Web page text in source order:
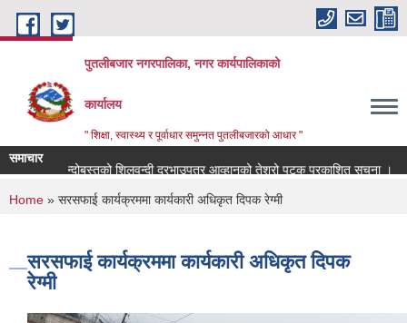
Skip to main content
पुतलीबजार नगरपालिका, नगर कार्यपालिकाको
कार्यालय
" शिक्षा, स्वास्थ्य र पूर्वाधार समुन्नत पुतलीबजारको आधार "
समाचार
आय ठेक्का बन्दोबस्तको शिलवन्दी दरभाउपत्र आव्हानको तेश्रो पटक प्रकाशित सूचना ।
You are here
Home » सरसफाई कार्यक्रममा कार्यकारी अधिकृत दिपक रेग्मी
सरसफाई कार्यक्रममा कार्यकारी अधिकृत दिपक
रेग्मी